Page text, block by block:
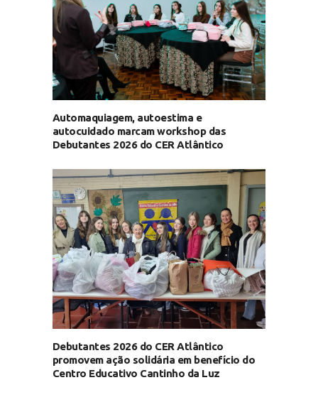
Automaquiagem, autoestima e
autocuidado marcam workshop das
Debutantes 2026 do CER Atlântico
Debutantes 2026 do CER Atlântico
promovem ação solidária em benefício do
Centro Educativo Cantinho da Luz